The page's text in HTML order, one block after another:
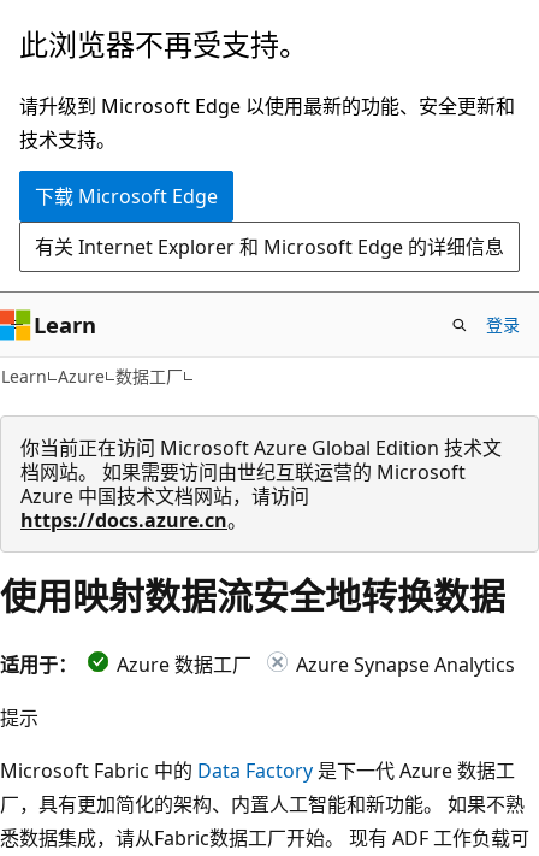
跳
主
要
内
此浏览器不再受支持。
请升级到 Microsoft Edge 以使用最新的功能、安全更新和
技术支持。
下载 Microsoft Edge
有关 Internet Explorer 和 Microsoft Edge 的详细信息
Learn 登录
Learn Azure 数据工厂
你当前正在访问 Microsoft Azure Global Edition 技术文
档网站。 如果需要访问由世纪互联运营的 Microsoft
Azure 中国技术文档网站，请访问
https://docs.azure.cn。
使用映射数据流安全地转换数据
适用于： Azure 数据工厂
Azure Synapse Analytics
提示
Microsoft Fabric 中的 Data Factory 是下一代 Azure 数据工
厂，具有更加简化的架构、内置人工智能和新功能。 如果不熟
悉数据集成，请从Fabric数据工厂开始。 现有 ADF 工作负载可